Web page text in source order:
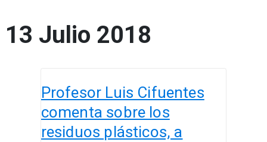
13 Julio 2018
Profesor Luis Cifuentes
comenta sobre los
residuos plásticos, a
Luis
comenta
sobre